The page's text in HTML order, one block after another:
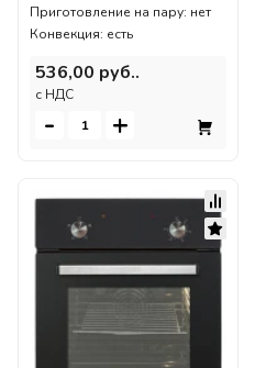
Приготовление на пару: нет
Конвекция: есть
536,00 руб..
c НДС
- +